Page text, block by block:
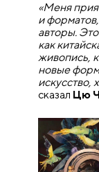
«Меня
и
авторы.
как
живопись,
новые
искусство,
сказал Цю